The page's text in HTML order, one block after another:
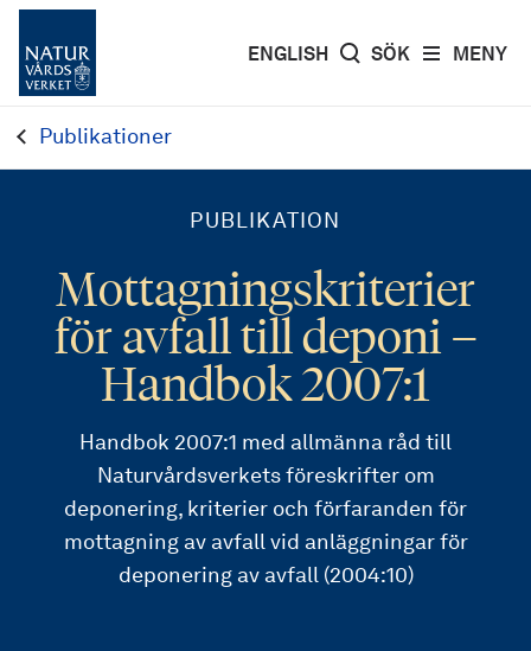
MENY
ENGLISH SÖK
Publikationer
PUBLIKATION
Mottagningskriterier
för avfall till deponi –
Handbok 2007:1
Handbok 2007:1 med allmänna råd till
Naturvårdsverkets föreskrifter om
deponering, kriterier och förfaranden för
mottagning av avfall vid anläggningar för
deponering av avfall (2004:10)